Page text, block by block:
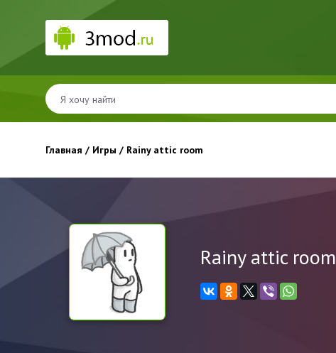
Главная / Игры / Rainy attic room
Rainy attic room